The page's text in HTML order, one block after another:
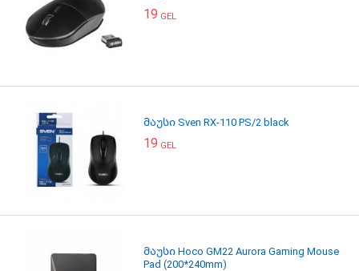
19 GEL
მაუსი Sven RX-110 PS/2 black
19 GEL
მაუსი Hoco GM22 Aurora Gaming Mouse
Pad (200*240mm)